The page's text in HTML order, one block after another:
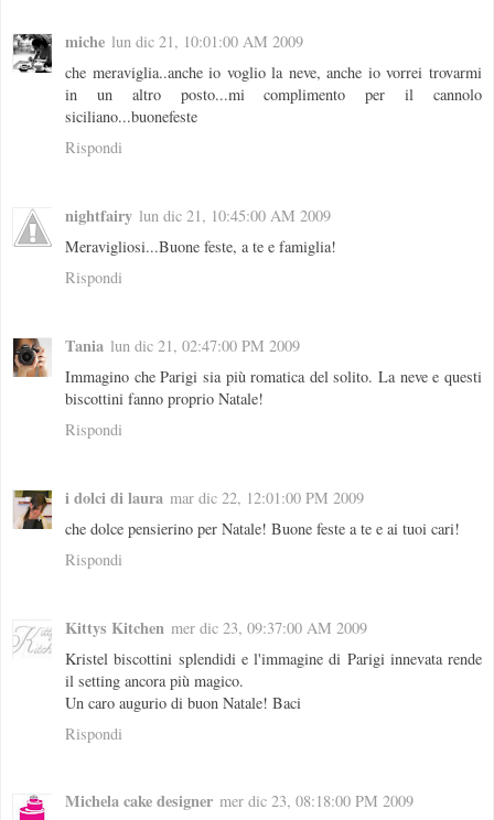
miche lun dic 21, 10:01:00 AM 2009
che meraviglia..anche io voglio la neve, anche io vorrei trovarmi
in un altro posto...mi complimento per il cannolo
siciliano...buonefeste
Rispondi
nightfairy lun dic 21, 10:45:00 AM 2009
Meravigliosi...Buone feste, a te e famiglia!
Rispondi
Tania lun dic 21, 02:47:00 PM 2009
Immagino che Parigi sia più romatica del solito. La neve e questi
biscottini fanno proprio Natale!
Rispondi
i dolci di laura mar dic 22, 12:01:00 PM 2009
che dolce pensierino per Natale! Buone feste a te e ai tuoi cari!
Rispondi
Kittys Kitchen mer dic 23, 09:37:00 AM 2009
Kristel biscottini splendidi e l'immagine di Parigi innevata rende
il setting ancora più magico.
Un caro augurio di buon Natale! Baci
Rispondi
Michela cake designer mer dic 23, 08:18:00 PM 2009